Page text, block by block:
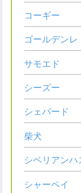
コーギー
ゴールデンレ
サモエド
シーズー
シェパード
柴犬
シベリアンハ
シャーペイ